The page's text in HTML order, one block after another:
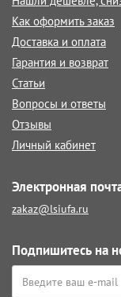
Как оформить заказ
Доставка и оплата
Гарантия и возврат
Статьи
Вопросы и ответы
Отзывы
Личный кабинет
Электронная
zakaz@lsiufa.ru
Подпишитесь на